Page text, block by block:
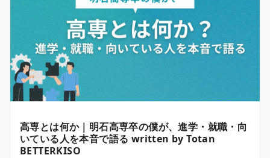
高専とは何か｜明石高専卒の僕が、進学・就職・向
いている人を本音で語る written by Totan
BETTERKISO